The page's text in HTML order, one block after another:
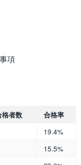
項
者数
合格率
19.4%
15.5%